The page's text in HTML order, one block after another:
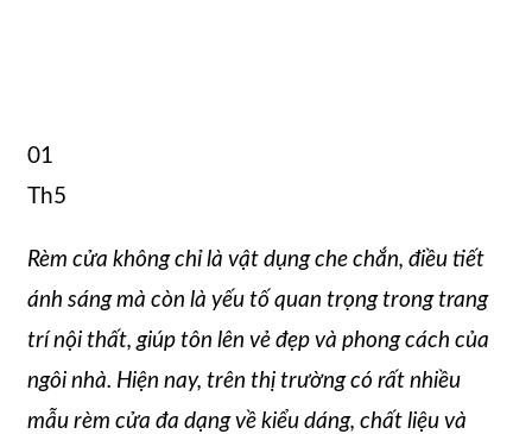
01
Th5
Rèm cửa không chỉ là vật dụng che chắn, điều tiết
ánh sáng mà còn là yếu tố quan trọng trong trang
trí nội thất, giúp tôn lên vẻ đẹp và phong cách của
ngôi nhà. Hiện nay, trên thị trường có rất nhiều
mẫu rèm cửa đa dạng về kiểu dáng, chất liệu và